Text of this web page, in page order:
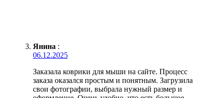
Янина :
06.12.2025
Заказала коврики для мыши на сайте. Процесс
заказа оказался простым и понятным. Загрузила
свои фотографии, выбрала нужный размер и